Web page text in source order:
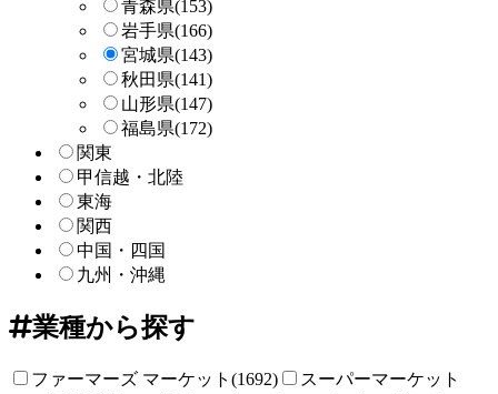
青森県(153)
岩手県(166)
宮城県(143)
秋田県(141)
山形県(147)
福島県(172)
関東
甲信越・北陸
東海
関西
中国・四国
九州・沖縄
業種から探す
ファーマーズ マーケット(1692)
スーパーマーケット